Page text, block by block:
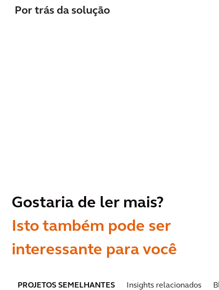
Por trás da solução
Gostaria de ler mais?
Isto também pode ser
interessante para você
PROJETOS SEMELHANTES Insights relacionados